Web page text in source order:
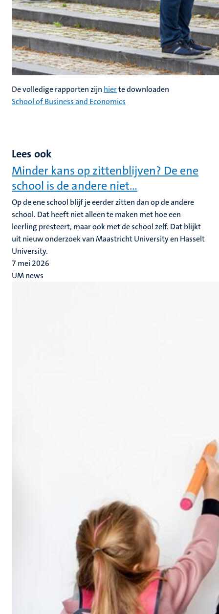
De volledige rapporten zijn hierte downloaden
School of Business and Economics
Lees ook
Minder kans op zittenblijven? De ene
school is de andere niet…
Op de ene school blijf je eerder zitten dan op de andere
school. Dat heeft niet alleen te maken met hoe een
leerling presteert, maar ook met de school zelf. Dat blijkt
uit nieuw onderzoek van Maastricht University en Hasselt
University.
7 mei 2026
UM news